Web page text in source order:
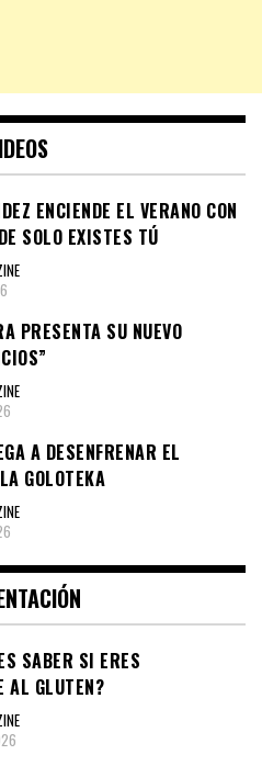
ENCIENDE EL VERANO CON
SOLO EXISTES TÚ
PRESENTA SU NUEVO
A DESENFRENAR EL
GOLOTEKA
SABER SI ERES
AL GLUTEN?